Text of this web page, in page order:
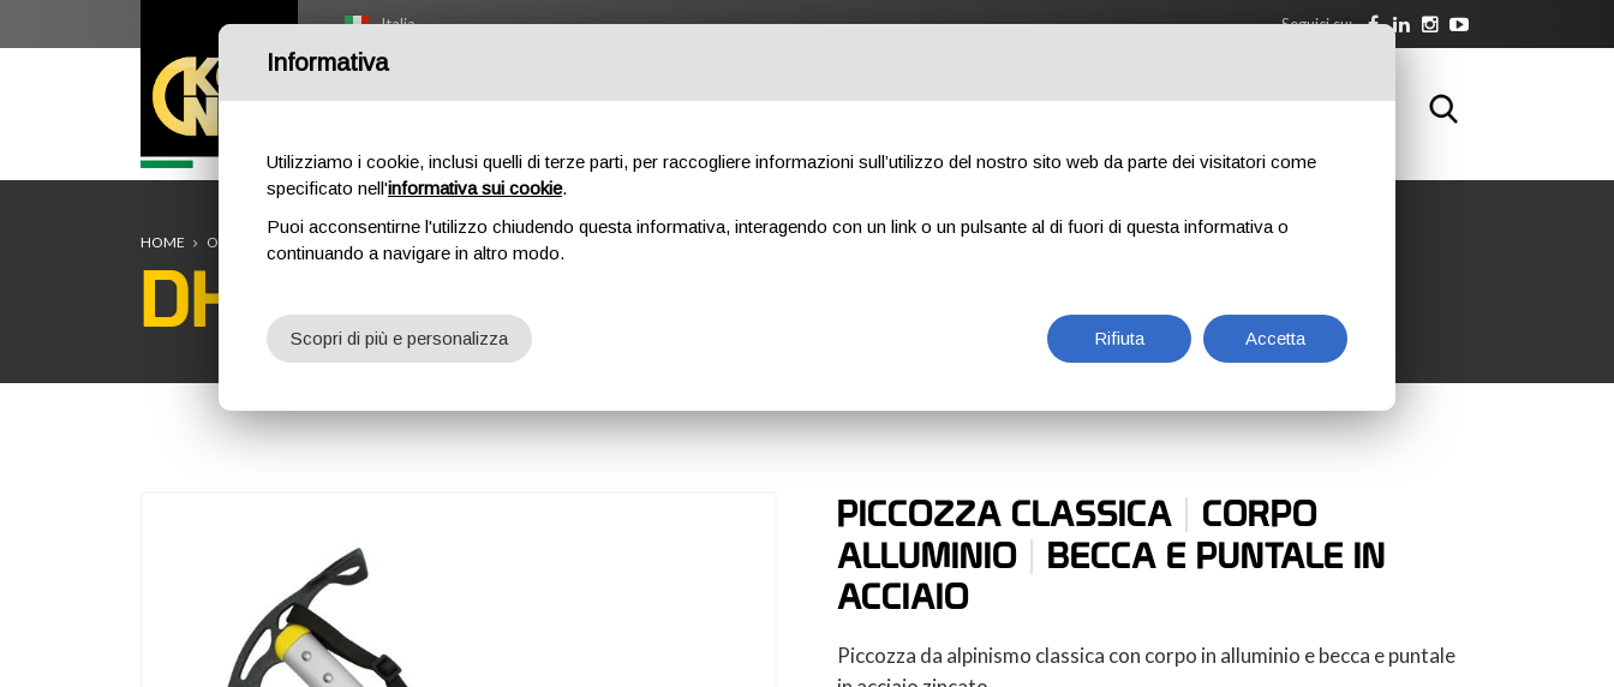
Italia Seguici su:
HOME OUTDOOR PROFESSIONAL COMPONENTI CHI SIAMO DOWNLOAD FORMAZIONE CONTATTI
HOME OUTDOOR PROFESSIONAL PICCOZZE DHINO CLASSIC
DHINO CLASSIC
PICCOZZA CLASSICA | CORPO
ALLUMINIO | BECCA E PUNTALE IN
ACCIAIO
Piccozza da alpinismo classica con corpo in alluminio e becca e puntale
Informativa
Utilizziamo i cookie, inclusi quelli di terze parti, per raccogliere informazioni sull’utilizzo del nostro sito web da parte dei visitatori come
specificato nell'informativa sui cookie.
Puoi acconsentirne l'utilizzo chiudendo questa informativa, interagendo con un link o un pulsante al di fuori di questa informativa o
continuando a navigare in altro modo.
Rifiuta Accetta
Scopri di più e personalizza